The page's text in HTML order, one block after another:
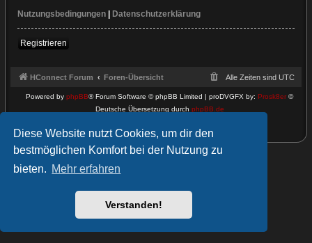
Diese Website nutzt Cookies, um dir den
bestmöglichen Komfort bei der Nutzung zu
bieten. Mehr erfahren
Verstanden!
Nutzungsbedingungen | Datenschutzerklärung
Registrieren
HConnect Forum Foren-Übersicht Alle Zeiten sind UTC
Powered by phpBB® Forum Software © phpBB Limited | proDVGFX by: Prosk8er ©
Deutsche Übersetzung durch phpBB.de